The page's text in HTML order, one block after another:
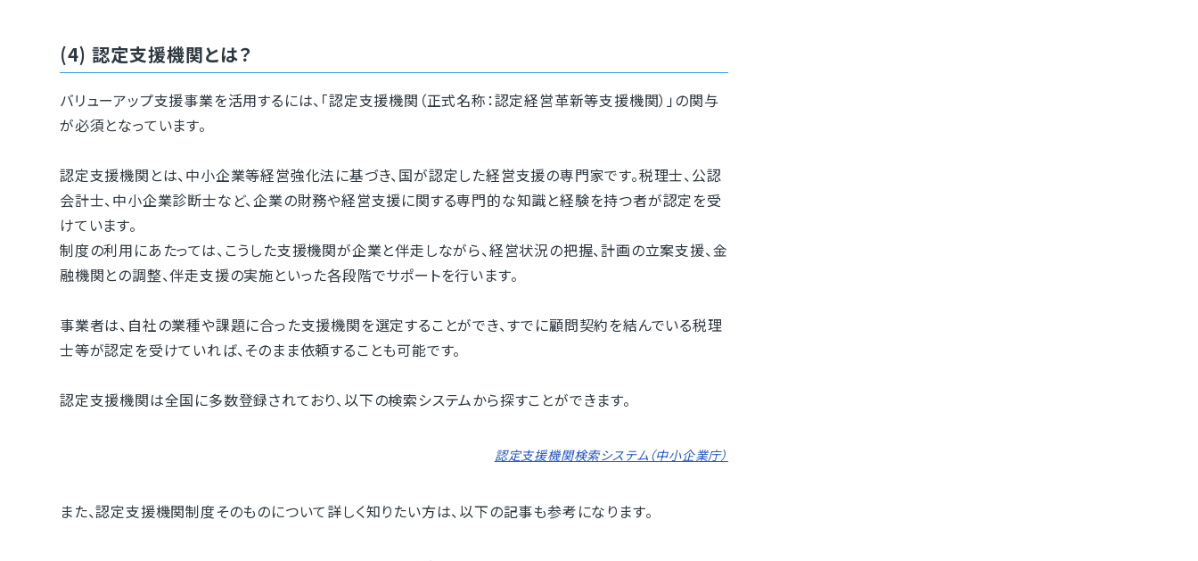
(4) 認定支援機関とは？
バリューアップ支援事業を活用するには、「認定支援機関（正式名称：認定経営革新等支援機関）」の関与
が必須となっています。
認定支援機関とは、中小企業等経営強化法に基づき、国が認定した経営支援の専門家です。税理士、公認
会計士、中小企業診断士など、企業の財務や経営支援に関する専門的な知識と経験を持つ者が認定を受
けています。
制度の利用にあたっては、こうした支援機関が企業と伴走しながら、経営状況の把握、計画の立案支援、金
融機関との調整、伴走支援の実施といった各段階でサポートを行います。
事業者は、自社の業種や課題に合った支援機関を選定することができ、すでに顧問契約を結んでいる税理
士等が認定を受けていれば、そのまま依頼することも可能です。
認定支援機関は全国に多数登録されており、以下の検索システムから探すことができます。
認定支援機関検索システム（中小企業庁）
また、認定支援機関制度そのものについて詳しく知りたい方は、以下の記事も参考になります。